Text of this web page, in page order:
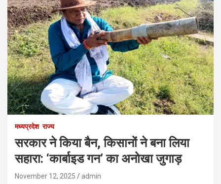
मध्यप्रदेश राज्य
सरकार ने किया बैन, किसानों ने बना लिया
सहारा: ‘कार्बाइड गन’ का अनोखा जुगाड़
November 12, 2025 admin